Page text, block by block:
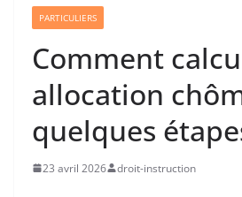
PARTICULIERS
Comment
allocation
quelques
23 avril 2026 droit-instruction